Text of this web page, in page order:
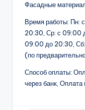
Фасадные
Время работы: Пн:
20:30, Ср: с 09:00
09:00 до 20:30, Сб:
(по
Способ оплаты:
через банк,